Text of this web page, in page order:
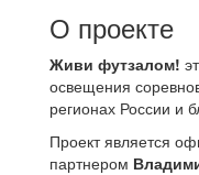
О проекте
Живи футзалом!
освещения
регионах России и
Проект является
партнером